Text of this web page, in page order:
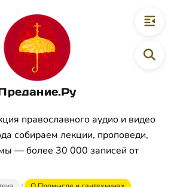
православного аудио и видео
собираем лекции, проповеди,
— более 30 000 записей от